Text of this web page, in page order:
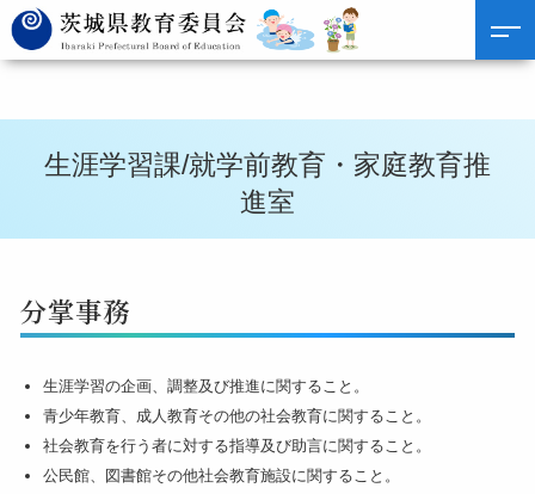
生涯学習課/就学前教育・家庭教育推
進室
分掌事務
生涯学習の企画、調整及び推進に関すること。
青少年教育、成人教育その他の社会教育に関すること。
社会教育を行う者に対する指導及び助言に関すること。
公民館、図書館その他社会教育施設に関すること。